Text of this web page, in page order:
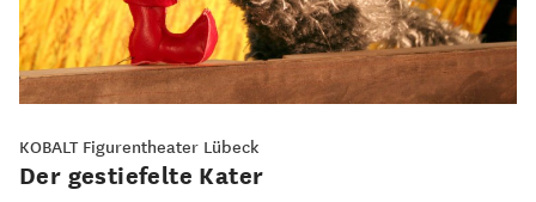
KOBALT Figurentheater Lübeck
Der gestiefelte Kater